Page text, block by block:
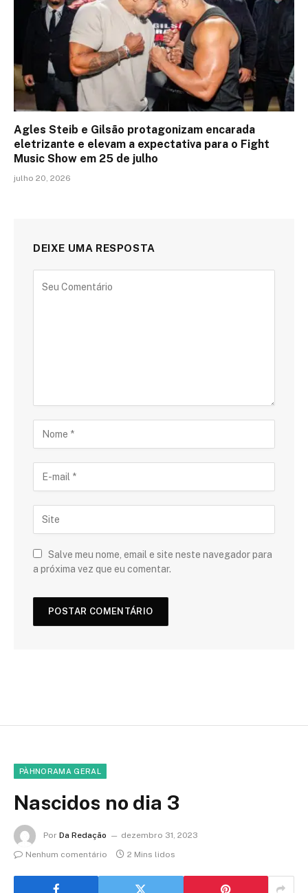
Agles Steib e Gilsão protagonizam encarada
eletrizante e elevam a expectativa para o Fight
Music Show em 25 de julho
julho 20, 2026
DEIXE UMA RESPOSTA
Salve meu nome, email e site neste navegador para
a próxima vez que eu comentar.
PÀHNORAMA GERAL
Nascidos no dia 3
Por Da Redação
dezembro 31, 2023
Nenhum comentário
2 Mins lidos